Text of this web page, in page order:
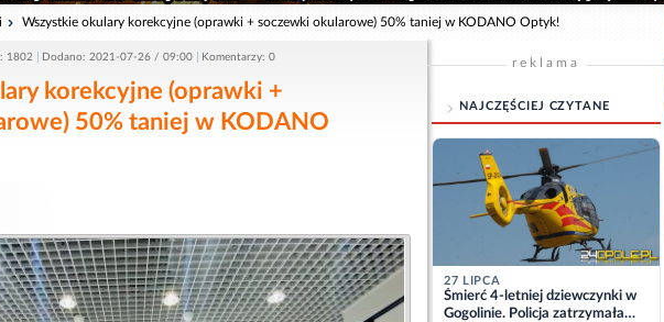
Wszystkie okulary korekcyjne (oprawki + soczewki okularowe) 50% taniej w KODANO Optyk!
1802 Dodano: 2021-07-26 / 09:00 Komentarzy: 0
korekcyjne (oprawki +
50% taniej w KODANO
reklama
NAJCZĘŚCIEJ CZYTANE
27 LIPCA
Śmierć 4-letniej dziewczynki w
Gogolinie. Policja zatrzymała